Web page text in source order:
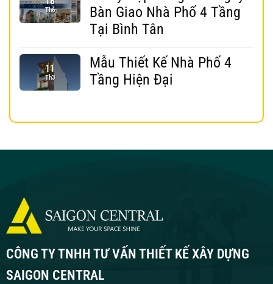
Th6
Bàn Giao Nhà Phố 4 Tầng
Tại Bình Tân
11
Th3
Mẫu Thiết Kế Nhà Phố 4
Tầng Hiện Đại
CÔNG TY TNHH TƯ VẤN THIẾT KẾ XÂY DỰNG
SAIGON CENTRAL